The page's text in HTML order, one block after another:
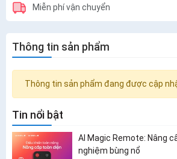
Miễn phí vận chuyển
Thông tin sản phẩm
Thông tin sản phẩm đang được cập
Tin nổi bật
AI Magic Remote: Nâng
nghiệm bùng nổ